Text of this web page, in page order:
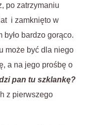
po zatrzymaniu
i zamknięto w
bardzo gorąco.
może być dla niego
a na jego prośbę o
pan tu szklankę?
z pierwszego